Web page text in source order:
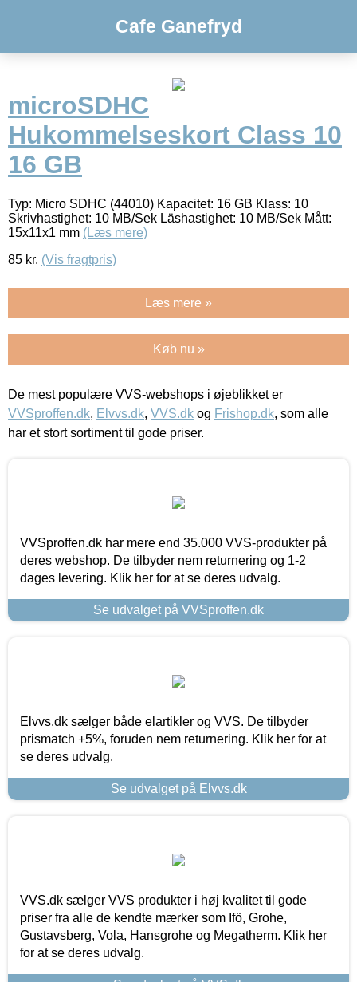
Cafe Ganefryd
microSDHC
Hukommelseskort Class 10
16 GB
Typ: Micro SDHC (44010) Kapacitet: 16 GB Klass: 10
Skrivhastighet: 10 MB/Sek Läshastighet: 10 MB/Sek Mått:
15x11x1 mm (Læs mere)
85 kr. (Vis fragtpris)
Læs mere »
Køb nu »
De mest populære VVS-webshops i øjeblikket er
VVSproffen.dk, Elvvs.dk, VVS.dk og Frishop.dk, som alle
har et stort sortiment til gode priser.
VVSproffen.dk har mere end 35.000 VVS-produkter på
deres webshop. De tilbyder nem returnering og 1-2
dages levering. Klik her for at se deres udvalg.
Se udvalget på VVSproffen.dk
Elvvs.dk sælger både elartikler og VVS. De tilbyder
prismatch +5%, foruden nem returnering. Klik her for at
se deres udvalg.
Se udvalget på Elvvs.dk
VVS.dk sælger VVS produkter i høj kvalitet til gode
priser fra alle de kendte mærker som Ifö, Grohe,
Gustavsberg, Vola, Hansgrohe og Megatherm. Klik her
for at se deres udvalg.